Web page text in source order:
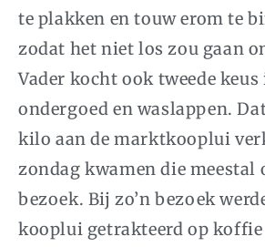
te plakken en touw erom te
zodat het niet los zou gaan
Vader kocht ook tweede
ondergoed en waslappen.
kilo aan de marktkooplui
zondag kwamen die meestal
bezoek. Bij zo’n bezoek
kooplui getrakteerd op koffie